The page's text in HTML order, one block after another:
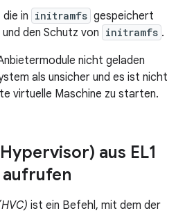
in initramfs gespeichert
den Schutz von initramfs .
nicht geladen
als unsicher und es ist nicht
virtuelle Maschine zu starten.
aus EL1
ist ein Befehl, mit dem der